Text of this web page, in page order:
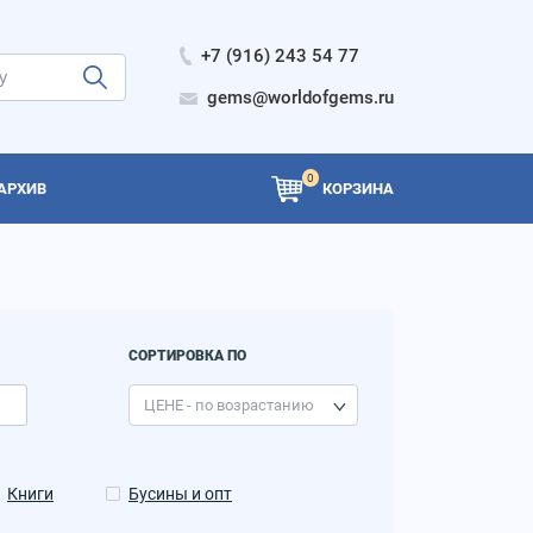
+7 (916) 243 54 77
gems@worldofgems.ru
0
КОРЗИНА
СОРТИРОВКА ПО
Книги Бусины и опт